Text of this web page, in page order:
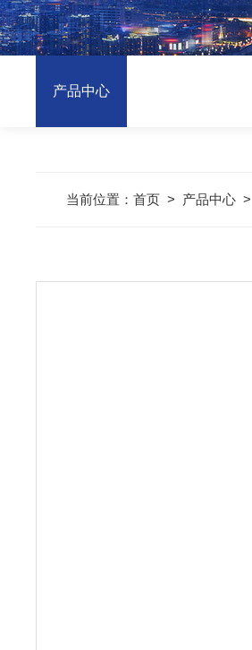
产品中心
当前位置：首页 > 产品中心 >